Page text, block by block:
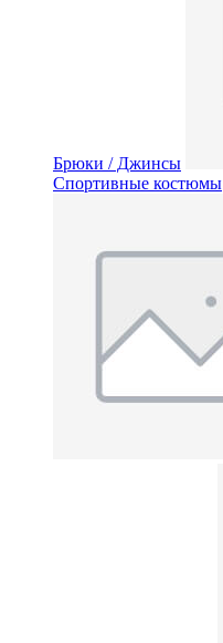
Брюки / Джинсы
Спортивные костюмы